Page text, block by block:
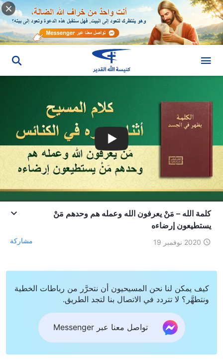
كلمة الله – مَنْ يعرفون الله وعمله هم وحدهم مَنْ
يستطيعون إرضاءه
2020 نوفمبر 19 مشاركة
كيف يمكن لنا نحن المسيحيون أن نتحرَّر من رباطات الخطية
ونتطهَّر؟ لا تتردد في الاتصال بنا لتجد الطريق.
تواصل معنا عبر Messenger